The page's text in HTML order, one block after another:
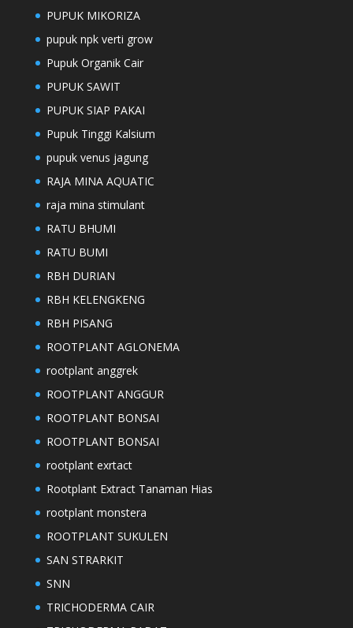
PUPUK MIKORIZA
pupuk npk verti grow
Pupuk Organik Cair
PUPUK SAWIT
PUPUK SIAP PAKAI
Pupuk Tinggi Kalsium
pupuk venus jagung
RAJA MINA AQUATIC
raja mina stimulant
RATU BHUMI
RATU BUMI
RBH DURIAN
RBH KELENGKENG
RBH PISANG
ROOTPLANT AGLONEMA
rootplant anggrek
ROOTPLANT ANGGUR
ROOTPLANT BONSAI
ROOTPLANT BONSAI
rootplant exrtact
Rootplant Extract Tanaman Hias
rootplant monstera
ROOTPLANT SUKULEN
SAN STRARKIT
SNN
TRICHODERMA CAIR